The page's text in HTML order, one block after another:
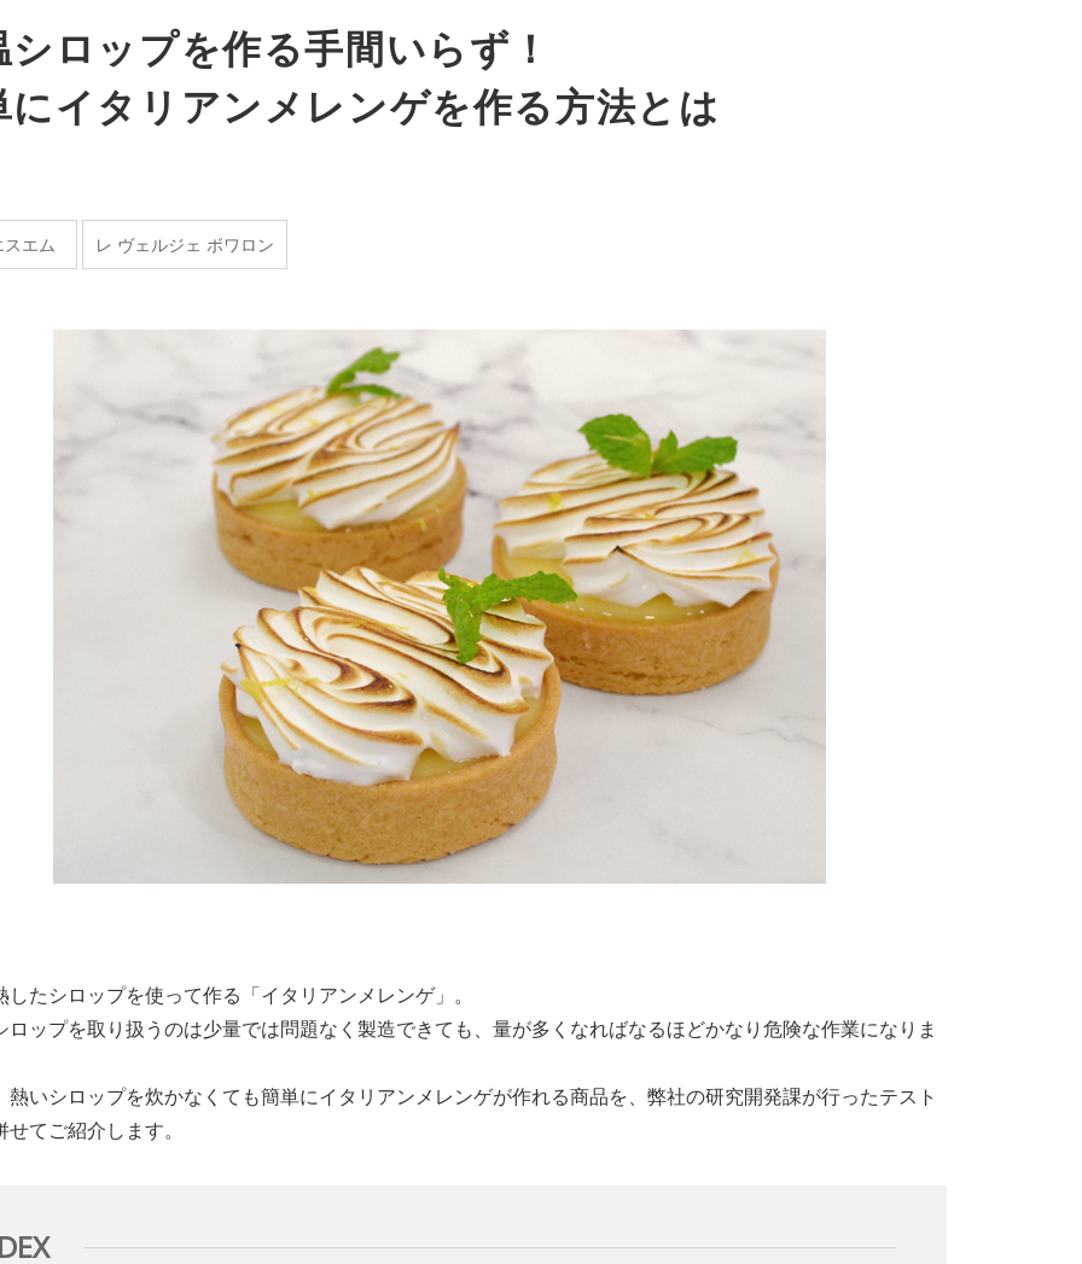
シロップを作る手間いらず！
にイタリアンメレンゲを作る方法とは
エム レ ヴェルジェ ボワロン
したシロップを使って作る「イタリアンメレンゲ」。
ロップを取り扱うのは少量では問題なく製造できても、量が多くなればなるほどかなり危険な作業になりま
熱いシロップを炊かなくても簡単にイタリアンメレンゲが作れる商品を、弊社の研究開発課が行ったテスト
てご紹介します。